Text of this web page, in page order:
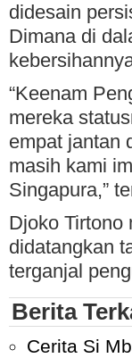
didesain
Dimana di
“Keenam
mereka
empat jantan
masih kami
Singapura,”
Djoko Tirtono
didatangkan
terganjal
Berita
Cerita Si